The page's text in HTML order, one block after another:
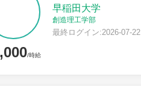
/時給
早稲田大学
創造理工学部
最終ログイン:2026-07-22